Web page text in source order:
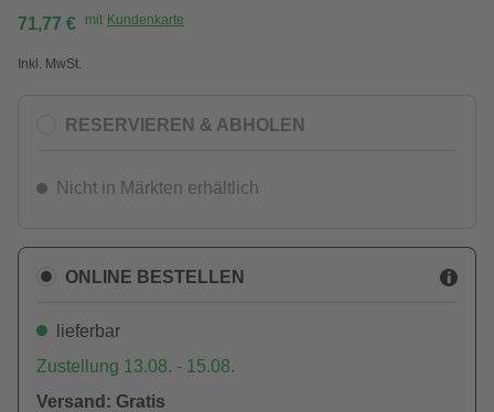
71,77 € mit Kundenkarte
Inkl. MwSt.
RESERVIEREN & ABHOLEN
Nicht in Märkten erhältlich
ONLINE BESTELLEN
lieferbar
Zustellung 13.08. - 15.08.
Versand: Gratis